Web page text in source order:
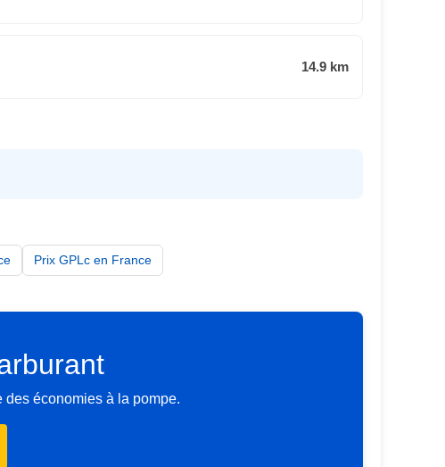
14.9 km
Prix GPLc en France
économies à la pompe.